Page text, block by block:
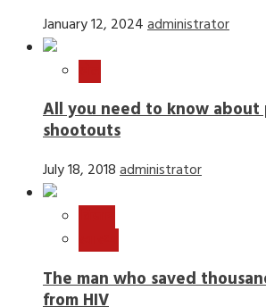
January 12, 2024administrator
All you need to know
shootouts
July 18, 2018administrator
The man who saved
from HIV